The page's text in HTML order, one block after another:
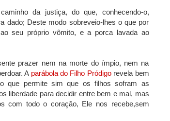
da justiça, do que, conhecendo-o,
dado; Deste modo sobreveio-lhes o que por
seu próprio vômito, e a porca lavada ao
prazer nem na morte do ímpio, nem na
A parábola do Filho Pródigorevela bem
que permite sim que os filhos sofram as
liberdade para decidir entre bem e mal, mas
com todo o coração, Ele nos recebe,sem